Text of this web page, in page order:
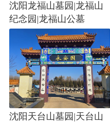
沈阳龙福山墓园|龙福山
纪念园|龙福山公墓
沈阳天台山墓园|天台山